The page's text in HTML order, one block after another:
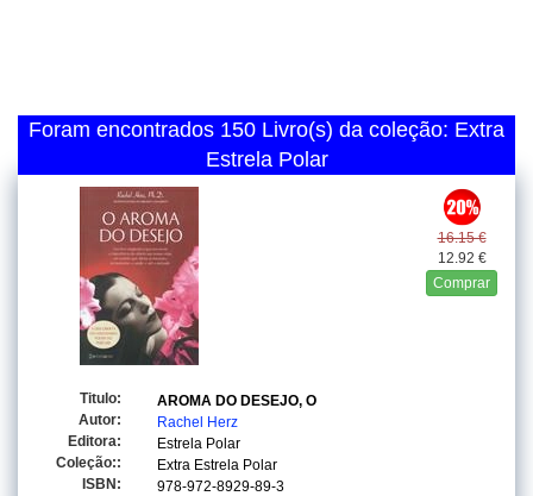
Foram encontrados 150 Livro(s) da coleção: Extra
Estrela Polar
16.15 €
12.92 €
Comprar
Titulo:
AROMA DO DESEJO, O
Autor:
Rachel Herz
Editora:
Estrela Polar
Coleção::
Extra Estrela Polar
ISBN:
978-972-8929-89-3